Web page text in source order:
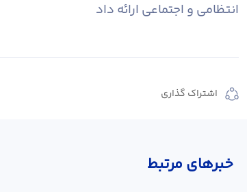
انتظامی و اجتماعی ارائه داد
اشتراک گذاری
خبر‌های مرتبط